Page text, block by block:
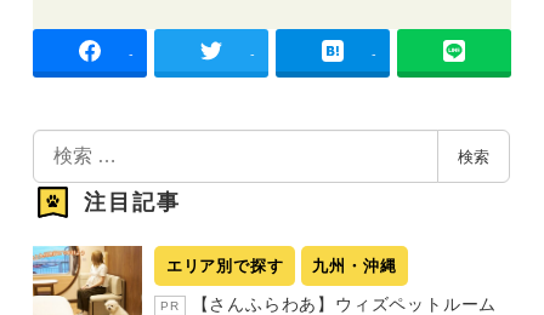
- - -
索
検索
注目記事
エリア別で探す 九州・沖縄
PR
【さんふらわあ】ウィズペットルーム